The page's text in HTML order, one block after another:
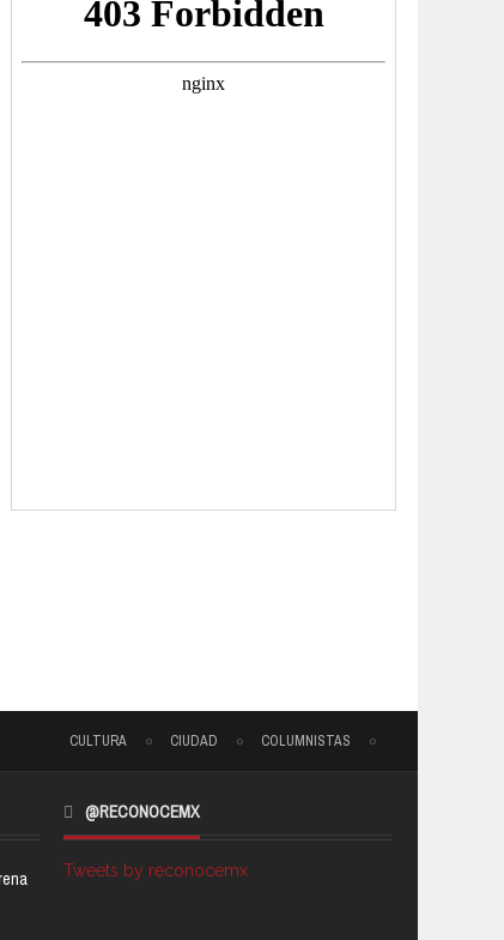
CULTURA CIUDAD COLUMNISTAS
@RECONOCEMX
Tweets by reconocemx